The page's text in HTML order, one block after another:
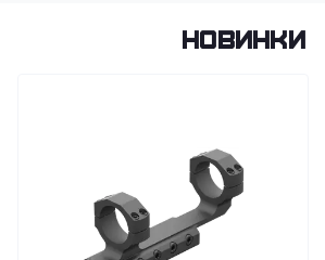
Новинки